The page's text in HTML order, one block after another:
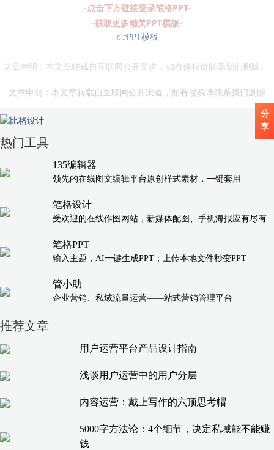
-点击下方链接登录笔格PPT-
-获取更多精美PPT模版-
👉PPT模板
文章申明：本文章转载自互联网公开渠道，如有侵权请联系我们删除。
文章申明：本文章转载自互联网公开渠道，如有侵权请联系我们删除
热门工具
135编辑器
领先的在线图文编辑平台原创样式素材，一键套用
笔格设计
受欢迎的在线作图网站，新媒体配图、手机海报应有尽有
笔格PPT
输入主题，AI一键生成PPT；上传本地文件秒变PPT
管小助
企业营销、私域流量运营——站式营销管理平台
推荐文章
用户运营平台产品设计指南
浅谈用户运营中的用户分层
内容运营：戴上写作的六顶思考帽
5000字方法论：4个细节，决定私域能不能赚
钱
分
享